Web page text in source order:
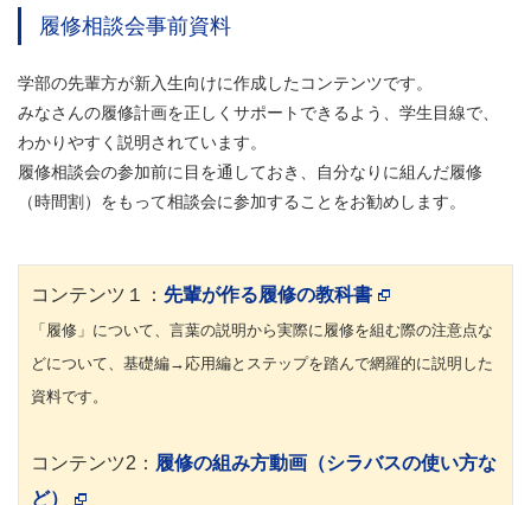
履修相談会事前資料
学部の先輩方が新入生向けに作成したコンテンツです。
みなさんの履修計画を正しくサポートできるよう、学生目線で、
わかりやすく説明されています。
履修相談会の参加前に目を通しておき、自分なりに組んだ履修
（時間割）をもって相談会に参加することをお勧めします。
コンテンツ１： 先輩が作る履修の教科書
「履修」について、言葉の説明から実際に履修を組む際の注意点な
どについて、基礎編→応用編とステップを踏んで網羅的に説明した
資料です。
コンテンツ2： 履修の組み方動画（シラバスの使い方な
ど）